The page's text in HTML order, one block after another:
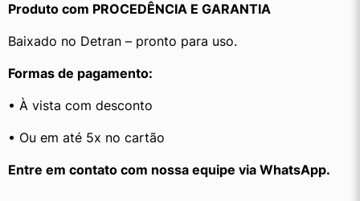
Produto com PROCEDÊNCIA E GARANTIA
Baixado no Detran – pronto para uso.
Formas de pagamento:
• À vista com desconto
• Ou em até 5x no cartão
Entre em contato com nossa equipe via WhatsApp.